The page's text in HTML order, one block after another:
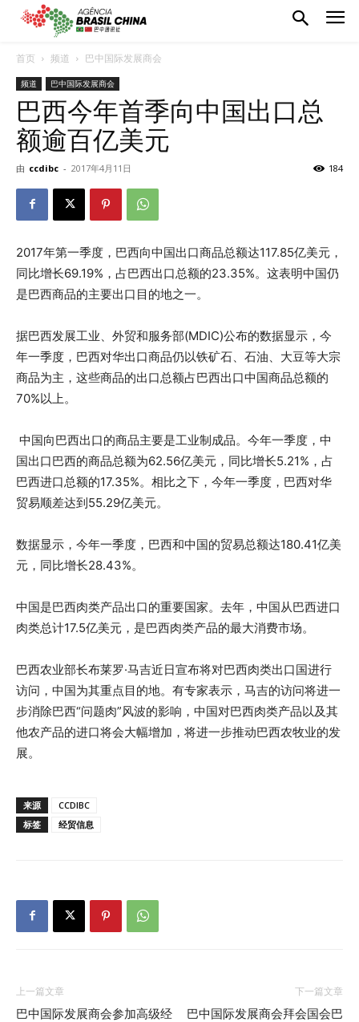
首页 频道 巴中国际发展商会
频道 巴中国际发展商会
巴西今年首季向中国出口总
额逾百亿美元
由 ccdibc - 2017年4月11日 184
2017年第一季度，巴西向中国出口商品总额达117.85亿美元，
同比增长69.19%，占巴西出口总额的23.35%。这表明中国仍
是巴西商品的主要出口目的地之一。
据巴西发展工业、外贸和服务部(MDIC)公布的数据显示，今
年一季度，巴西对华出口商品仍以铁矿石、石油、大豆等大宗
商品为主，这些商品的出口总额占巴西出口中国商品总额的
70%以上。
中国向巴西出口的商品主要是工业制成品。今年一季度，中
国出口巴西的商品总额为62.56亿美元，同比增长5.21%，占
巴西进口总额的17.35%。相比之下，今年一季度，巴西对华
贸易顺差达到55.29亿美元。
数据显示，今年一季度，巴西和中国的贸易总额达180.41亿美
元，同比增长28.43%。
中国是巴西肉类产品出口的重要国家。去年，中国从巴西进口
肉类总计17.5亿美元，是巴西肉类产品的最大消费市场。
巴西农业部长布莱罗·马吉近日宣布将对巴西肉类出口国进行
访问，中国为其重点目的地。有专家表示，马吉的访问将进一
步消除巴西“问题肉”风波的影响，中国对巴西肉类产品以及其
他农产品的进口将会大幅增加，将进一步推动巴西农牧业的发
展。
来源
CCDIBC
标签
经贸信息
上一篇文章
巴中国际发展商会参加高级经
下一篇文章
巴中国际发展商会拜会国会巴